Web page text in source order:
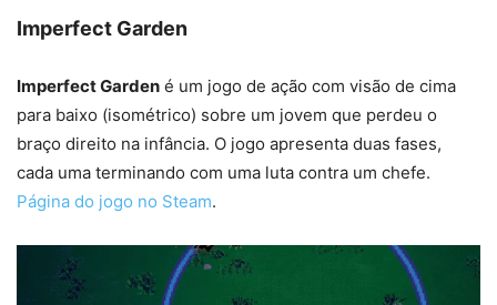
Imperfect Garden
Imperfect Garden é um jogo de ação com visão de cima
para baixo (isométrico) sobre um jovem que perdeu o
braço direito na infância. O jogo apresenta duas fases,
cada uma terminando com uma luta contra um chefe.
Página do jogo no Steam.